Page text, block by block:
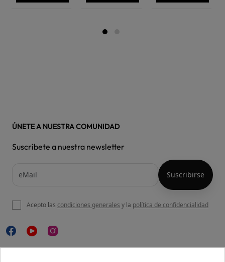
ÚNETE A NUESTRA COMUNIDAD
Suscríbete a nuestra newsletter
Acepto las condiciones generales y la política de confidencialidad